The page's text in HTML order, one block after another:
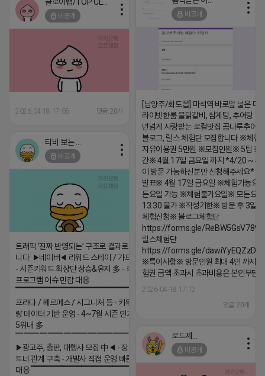
비공개
[남양주/화도읍] 마석역 바로앞 넓은 매
라이빗한룸 물닭갈비, 삼계탕, 추어탕 맛
년넘게 사랑받는 로컬맛집 곰나루추어
블로그, 릴스 체험단 모집합니다 ※체험
자유이용권 5만원 ※모집인원※ 5팀 ※
간※ 4월 17일 금요일 까지 *4/20 ~ 4/
이 방문 가능하신분만 신청해주세요* ※
발표※ 4월 17일 금요일 ※체험가능요
든요일 가능 ※체험불가요일※ 모든요
13:30 불가 ※작성기한※ 방문 후 3일
체험신청※ 블로그체험단
https://forms.gle/
릴스체험단
https://forms.gle/
※특이사항※ 방문인원 최대 4인 까지
험권 금액 초과시 초과비용은 본인부담
2026-04-18 17:12
댓글:20개
비공개
2026-04-18 17:05 댓글:20개
비공개
트래픽 ‘진짜 반영되는’ 구조로 결과로 보여드립
니다. ▶네이버◀ 리워드 스테이 / 가드 / 자몽 등
- 시즌키워드 최상단 상승&유지 多 - 로직변화,
프로그램 이슈 민감 대응
▔▔▔▔▔▔▔▔▔▔▔▔▔▔▔▔▔▔ ▶쿠팡◀
프라다 / 헤르메스 / 시그니처 등 - 키워드 검색
량 데이터 기반 운영 - 4~7월 시즌 인기 키워드
5위내 多
▔▔▔▔▔▔▔▔▔▔▔▔▔▔▔▔▔▔
▶광고주, 총판, 대행사 모집 中◀ - 장기 협업 파
트너 관계 구축 - 개발사 직접 운영 빠른 피드백
대응 ▔▔▔▔▔▔▔▔▔▔▔▔▔▔▔▔▔▔ (카
비공개